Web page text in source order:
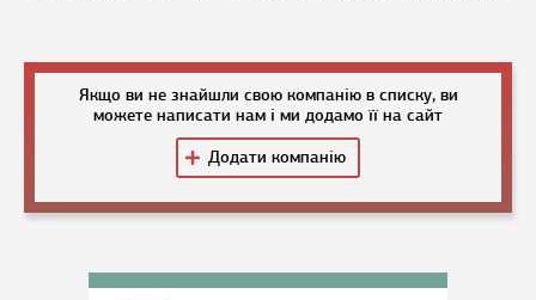
Якщо ви не знайшли свою компанію в списку, ви
можете написати нам і ми додамо її на сайт
Додати компанію